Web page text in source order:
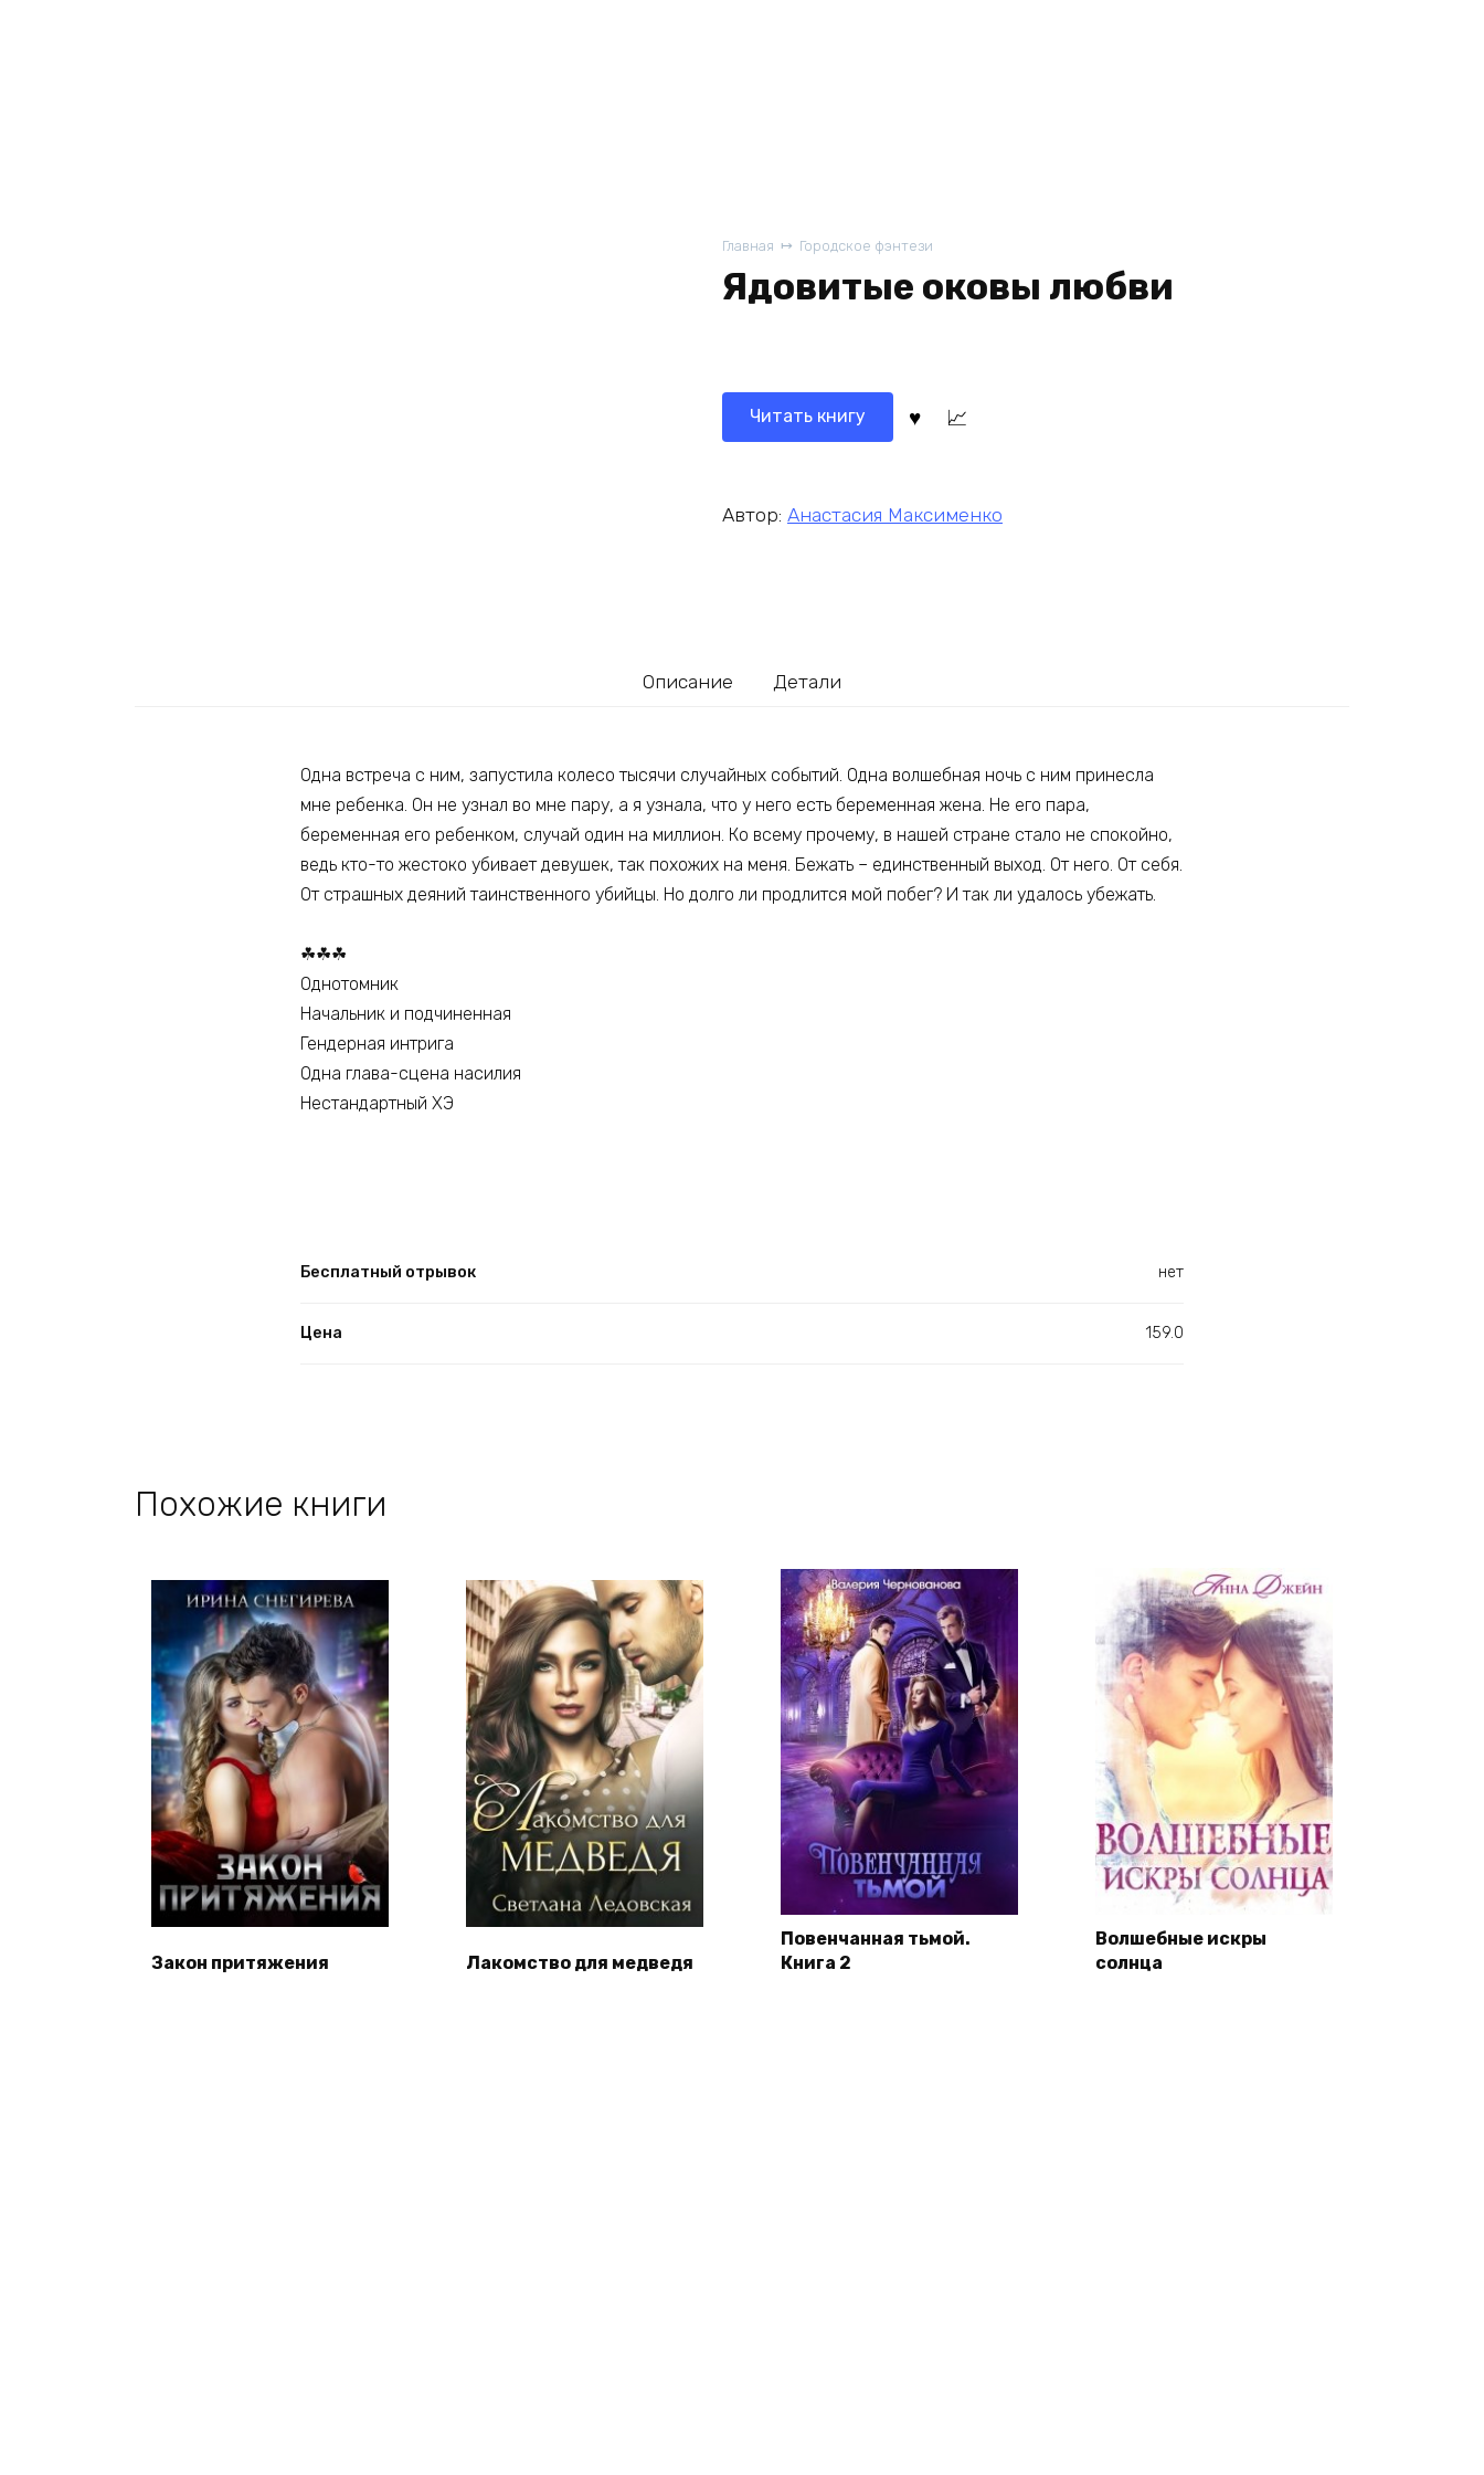
Главная Городское фэнтези
Ядовитые оковы любви
Читать книгу
Автор: Анастасия Максименко
Описание Детали
Одна встреча с ним, запустила колесо тысячи случайных событий. Одна волшебная ночь с ним принесла
мне ребенка. Он не узнал во мне пару, а я узнала, что у него есть беременная жена. Не его пара,
беременная его ребенком, случай один на миллион. Ко всему прочему, в нашей стране стало не спокойно,
ведь кто-то жестоко убивает девушек, так похожих на меня. Бежать – единственный выход. От него. От себя.
От страшных деяний таинственного убийцы. Но долго ли продлится мой побег? И так ли удалось убежать.
☘☘☘
Однотомник
Начальник и подчиненная
Гендерная интрига
Одна глава-сцена насилия
Нестандартный ХЭ
Бесплатный отрывок нет
Цена 159.0
Похожие книги
Закон притяжения Лакомство для медведя
Повенчанная тьмой.
Книга 2
Волшебные искры
солнца